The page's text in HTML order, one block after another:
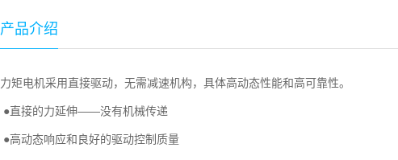
产品介绍
力矩电机采用直接驱动，无需减速机构，具体高动态性能和高可靠性。
●直接的力延伸——没有机械传递
●高动态响应和良好的驱动控制质量